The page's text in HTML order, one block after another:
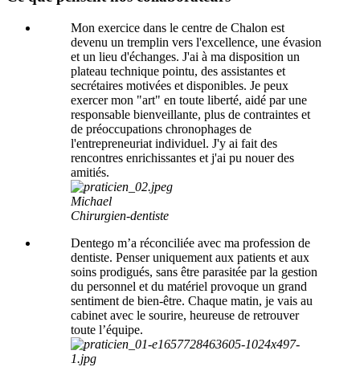
Mon exercice dans le centre de Chalon est
devenu un tremplin vers l'excellence, une évasion
et un lieu d'échanges. J'ai à ma disposition un
plateau technique pointu, des assistantes et
secrétaires motivées et disponibles. Je peux
exercer mon "art" en toute liberté, aidé par une
responsable bienveillante, plus de contraintes et
de préoccupations chronophages de
l'entrepreneuriat individuel. J'y ai fait des
rencontres enrichissantes et j'ai pu nouer des
amitiés.
Michael
Chirurgien-dentiste
Dentego m’a réconciliée avec ma profession de
dentiste. Penser uniquement aux patients et aux
soins prodigués, sans être parasitée par la gestion
du personnel et du matériel provoque un grand
sentiment de bien-être. Chaque matin, je vais au
cabinet avec le sourire, heureuse de retrouver
toute l’équipe.